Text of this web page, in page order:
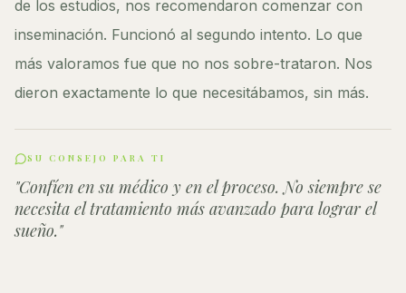
de los estudios, nos recomendaron comenzar con
inseminación. Funcionó al segundo intento. Lo que
más valoramos fue que no nos sobre-trataron. Nos
dieron exactamente lo que necesitábamos, sin más.
SU CONSEJO PARA TI
"Confíen en su médico y en el proceso. No siempre se
necesita el tratamiento más avanzado para lograr el
sueño."